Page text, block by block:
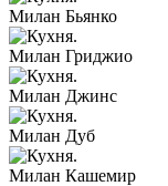
Милан Бьянко
Милан Гриджио
Милан Джинс
Милан Дуб
Милан Кашемир